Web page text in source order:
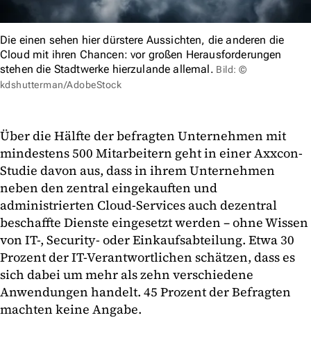
Die einen sehen hier dürstere Aussichten, die anderen die
Cloud mit ihren Chancen: vor großen Herausforderungen
stehen die Stadtwerke hierzulande allemal. Bild: ©
kdshutterman/AdobeStock
Über die Hälfte der befragten Unternehmen mit
mindestens 500 Mitarbeitern geht in einer Axxcon-
Studie davon aus, dass in ihrem Unternehmen
neben den zentral eingekauften und
administrierten Cloud-Services auch dezentral
beschaffte Dienste eingesetzt werden – ohne Wissen
von IT-, Security- oder Einkaufsabteilung. Etwa 30
Prozent der IT-Verantwortlichen schätzen, dass es
sich dabei um mehr als zehn verschiedene
Anwendungen handelt. 45 Prozent der Befragten
machten keine Angabe.